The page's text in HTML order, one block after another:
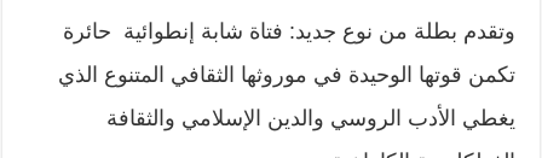
وتقدم بطلة من نوع جديد: فتاة شابة إنطوائية حائرة
تكمن قوتها الوحيدة في موروثها الثقافي المتنوع الذي
يغطي الأدب الروسي والدين الإسلامي والثقافة